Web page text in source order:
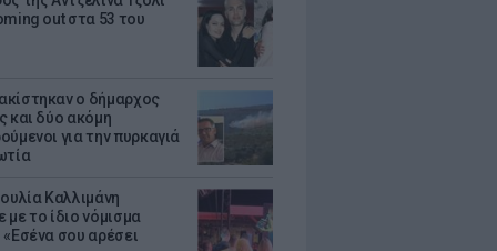
out στα 53 του
ο δήμαρχος
και δύο ακόμη
για την πυρκαγιά
Καλλιμάνη
το ίδιο νόμισμα
σου αρέσει